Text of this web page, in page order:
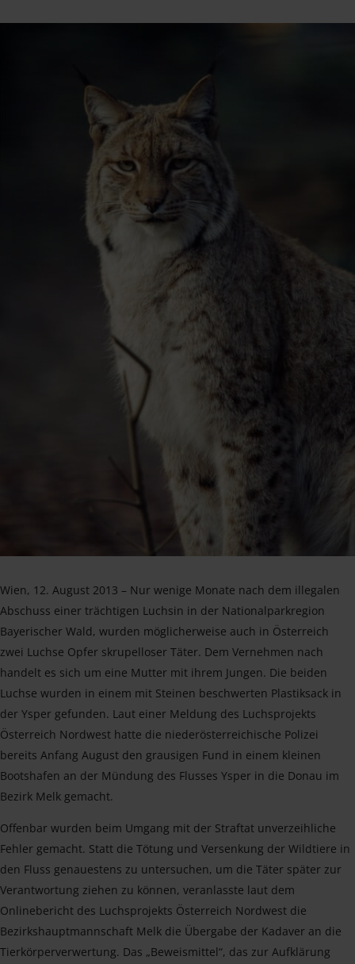
Wien, 12. August 2013 – Nur wenige Monate nach dem illegalen
Abschuss einer trächtigen Luchsin in der Nationalparkregion
Bayerischer Wald, wurden möglicherweise auch in Österreich
zwei Luchse Opfer skrupelloser Täter. Dem Vernehmen nach
handelt es sich um eine Mutter mit ihrem Jungen. Die beiden
Luchse wurden in einem mit Steinen beschwerten Plastiksack in
der Ysper gefunden. Laut einer Meldung des Luchsprojekts
Österreich Nordwest hatte die niederösterreichische Polizei
bereits Anfang August den grausigen Fund in einem kleinen
Bootshafen an der Mündung des Flusses Ysper in die Donau im
Bezirk Melk gemacht.
Offenbar wurden beim Umgang mit der Straftat unverzeihliche
Fehler gemacht. Statt die Tötung und Versenkung der Wildtiere in
den Fluss genauestens zu untersuchen, um die Täter später zur
Verantwortung ziehen zu können, veranlasste laut dem
Onlinebericht des Luchsprojekts Österreich Nordwest die
Bezirkshauptmannschaft Melk die Übergabe der Kadaver an die
Tierkörperverwertung. Das „Beweismittel“, das zur Aufklärung